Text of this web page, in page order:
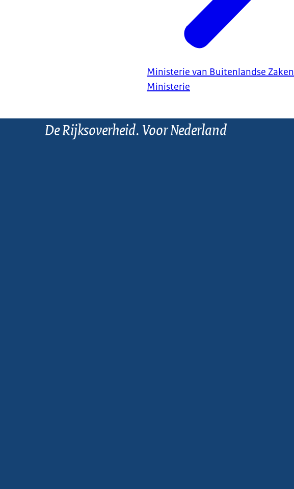
Ministerie van Buitenlandse Zaken
Ministerie
De Rijksoverheid. Voor Nederland